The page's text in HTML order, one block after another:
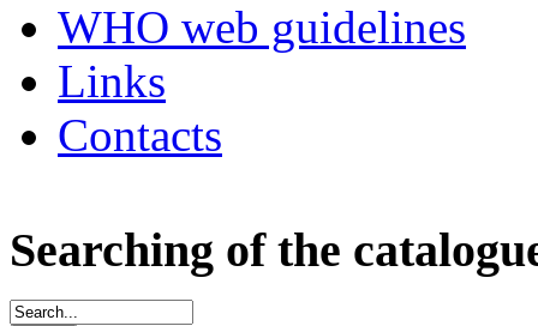
WHO web guidelines
Links
Contacts
Searching of the